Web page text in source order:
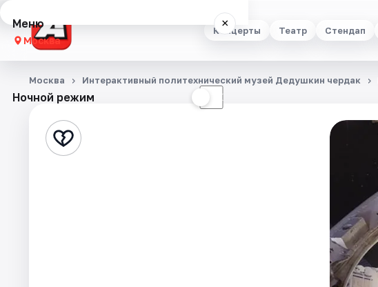
Концерты Театр Стендап
Меню ×
Москва
Концерты
Стендап
Ночной режим ☾
Москва Интерактивный политехнический музей Дедушкин чердак